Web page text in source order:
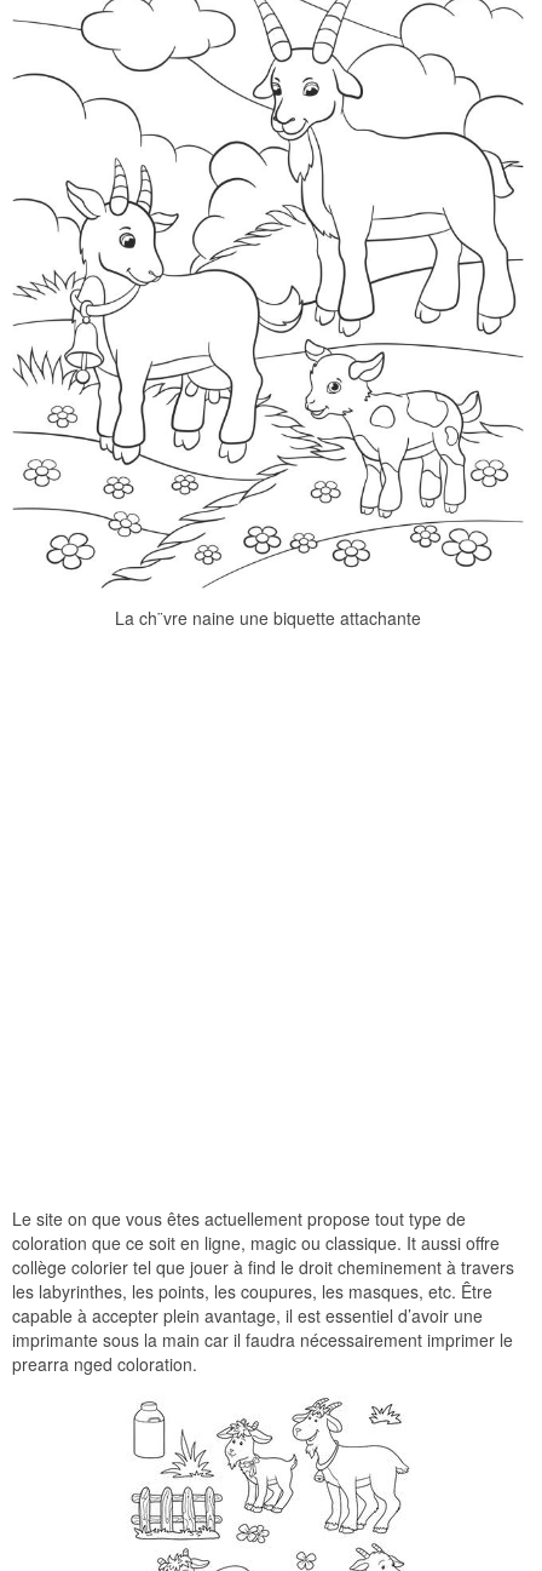
La ch¨vre naine une biquette attachante
Le site on que vous êtes actuellement propose tout type de
coloration que ce soit en ligne, magic ou classique. It aussi offre
collège colorier tel que jouer à find le droit cheminement à travers
les labyrinthes, les points, les coupures, les masques, etc. Être
capable à accepter plein avantage, il est essentiel d’avoir une
imprimante sous la main car il faudra nécessairement imprimer le
prearra nged coloration.